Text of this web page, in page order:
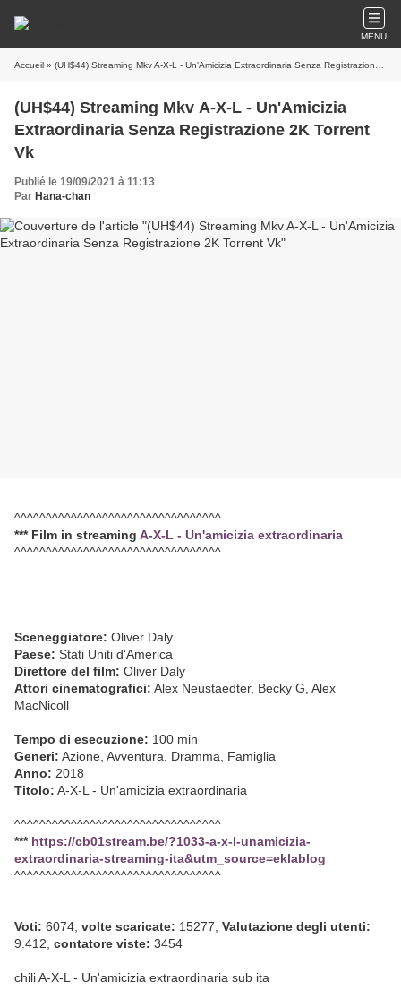
MENU
Accueil » (UH$44) Streaming Mkv A-X-L - Un'Amicizia Extraordinaria Senza Registrazione 2K Torrent Vk
(UH$44) Streaming Mkv A-X-L - Un'Amicizia
Extraordinaria Senza Registrazione 2K Torrent
Vk
Publié le 19/09/2021 à 11:13
Par Hana-chan
^^^^^^^^^^^^^^^^^^^^^^^^^^^^^^^^^
*** Film in streaming A-X-L - Un'amicizia extraordinaria
^^^^^^^^^^^^^^^^^^^^^^^^^^^^^^^^^
Sceneggiatore: Oliver Daly
Paese: Stati Uniti d'America
Direttore del film: Oliver Daly
Attori cinematografici: Alex Neustaedter, Becky G, Alex
MacNicoll
Tempo di esecuzione: 100 min
Generi: Azione, Avventura, Dramma, Famiglia
Anno: 2018
Titolo: A-X-L - Un'amicizia extraordinaria
^^^^^^^^^^^^^^^^^^^^^^^^^^^^^^^^^
*** https://cb01stream.be/?1033-a-x-l-unamicizia-
extraordinaria-streaming-ita&utm_source=eklablog
^^^^^^^^^^^^^^^^^^^^^^^^^^^^^^^^^
Voti: 6074, volte scaricate: 15277, Valutazione degli utenti:
9.412, contatore viste: 3454
chili A-X-L - Un'amicizia extraordinaria sub ita